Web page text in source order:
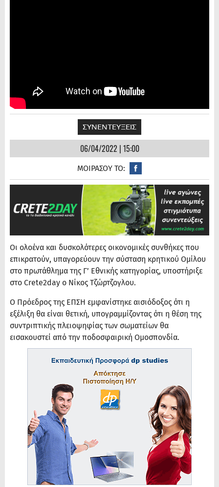
ΣΥΝΕΝΤΕΥΞΕΙΣ
06/04/2022 | 15:00
ΜΟΙΡΑΣΟΥ ΤΟ:
Οι ολοένα και δυσκολότερες οικονομικές συνθήκες που
επικρατούν, υπαγορεύουν την σύσταση κρητικού Ομίλου
στο πρωτάθλημα της Γ’ Εθνικής κατηγορίας, υποστήριξε
στο Crete2day ο Νίκος Τζώρτζογλου.
Ο Πρόεδρος της ΕΠΣΗ εμφανίστηκε αισιόδοξος ότι η
εξέλιξη θα είναι θετική, υπογραμμίζοντας ότι η θέση της
συντριπτικής πλειοψηφίας των σωματείων θα
εισακουστεί από την ποδοσφαιρική Ομοσπονδία.